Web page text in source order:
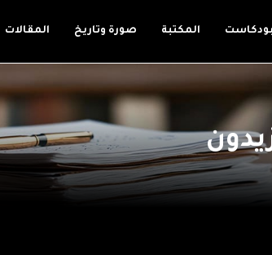
بودكاست المكتبة صورة وتاريخ المقالات